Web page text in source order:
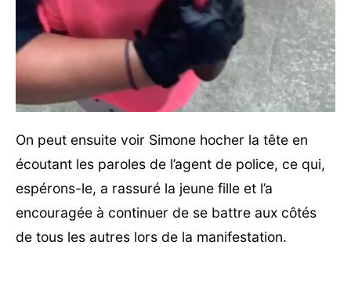
On peut ensuite voir Simone hocher la tête en
écoutant les paroles de l’agent de police, ce qui,
espérons-le, a rassuré la jeune fille et l’a
encouragée à continuer de se battre aux côtés
de tous les autres lors de la manifestation.